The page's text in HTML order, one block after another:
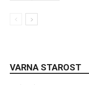
VARNA STAROST